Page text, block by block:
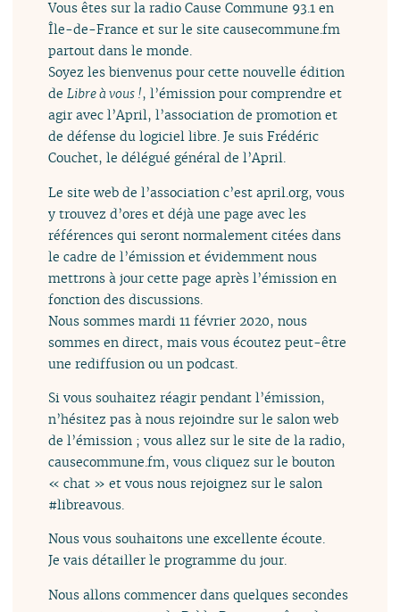
Vous êtes sur la radio Cause Commune 93.1 en
Île-de-France et sur le site causecommune.fm
partout dans le monde.
Soyez les bienvenus pour cette nouvelle édition
deLibre à vous !, l’émission pour comprendre et
agir avec l’April, l’association de promotion et
de défense du logiciel libre. Je suis Frédéric
Couchet, le délégué général de l’April.
Le site web de l’association c’est april.org, vous
y trouvez d’ores et déjà une page avec les
références qui seront normalement citées dans
le cadre de l’émission et évidemment nous
mettrons à jour cette page après l’émission en
fonction des discussions.
Nous sommes mardi 11 février 2020, nous
sommes en direct, mais vous écoutez peut-être
une rediffusion ou un podcast.
Si vous souhaitez réagir pendant l’émission,
n’hésitez pas à nous rejoindre sur le salon web
de l’émission ; vous allez sur le site de la radio,
causecommune.fm, vous cliquez sur le bouton
« chat » et vous nous rejoignez sur le salon
#libreavous.
Nous vous souhaitons une excellente écoute.
Je vais détailler le programme du jour.
Nous allons commencer dans quelques secondes